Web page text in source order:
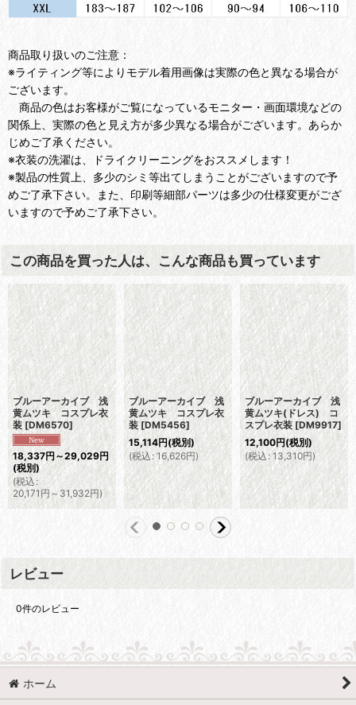
商品取り扱いのご注意：
※ライティング等によりモデル着用画像は実際の色と異なる場合が
ございます。
商品の色はお客様がご覧になっているモニター・画面環境などの
関係上、実際の色と見え方が多少異なる場合がございます。あらか
じめご了承ください。
※衣装の洗濯は、ドライクリーニングをおススメします！
※製品の性質上、多少のシミ等出てしまうことがございますので予
めご了承下さい。また、印刷等細部パーツは多少の仕様変更がござ
いますので予めご了承下さい。
この商品を買った人は、こんな商品も買っています
ブルーアーカイブ 浅
黄ムツキ コスプレ衣
装 [DM6570]
18,337円～29,029円
(税別)
(税込:
20,171円 ～31,932円)
ブルーアーカイブ 浅
黄ムツキ コスプレ衣
装 [DM5456]
15,114円(税別)
(税込 : 16,626円)
ブルーアーカイブ 浅
黄ムツキ(ドレス) コ
スプレ衣装 [DM9917]
12,100円(税別)
(税込 : 13,310円)
レビュー
0件のレビュー
ホーム